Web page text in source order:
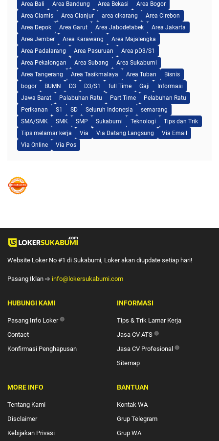
Area Bali Area Bandung Area Bekasi
Area Bogor
Area Ciamis
Area Cianjur area cikarang
Area Cirebon
Area Depok
Area Garut Area Jabodetabek
Area Jakarta
Area Jember
Area Karawang
Area Majalengka
Area Padalarang
Area Pasuruan
Area pD3/S1
Area Pekalongan
Area Subang
Area Sukabumi
Area Tangerang
Area Tasikmalaya Area Tuban
Bisnis
bogor
BUMN D3 D3/S1 full Time Gaji
Informasi
Jawa Barat
Palabuhan Ratu Part Time
Pelabuhan Ratu
Perikanan
S1 SD Seluruh Indonesia
semarang
SMA/SMK
SMK SMP Sukabumi Teknologi
Tips dan Trik
Tips melamar kerja
Via Via Datang Langsung
Via Email
Via Online
Via Pos
Website Loker No #1 di Sukabumi, Loker akan diupdate setiap hari!
Pasang Iklan ➩ info@lokersukabumi.com
HUBUNGI KAMI
Pasang Info Loker🔴
Contact
Konfirmasi Penghapusan
INFORMASI
Tips & Trik Lamar Kerja
Jasa CV ATS 🔴
Jasa CV Profesional 🔴
Sitemap
MORE INFO
Tentang Kami
Disclaimer
Kebijakan Privasi
BANTUAN
Kontak WA
Grup Telegram
Grup WA